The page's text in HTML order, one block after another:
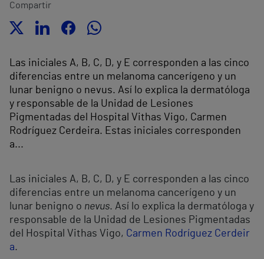
Compartir
Las iniciales A, B, C, D, y E corresponden a las cinco
diferencias entre un melanoma cancerígeno y un
lunar benigno o nevus. Así lo explica la dermatóloga
y responsable de la Unidad de Lesiones
Pigmentadas del Hospital Vithas Vigo, Carmen
Rodríguez Cerdeira. Estas iniciales corresponden
a...
Las iniciales A, B, C, D, y E corresponden a las cinco
diferencias entre un melanoma cancerígeno y un
lunar benigno o nevus. Así lo explica la dermatóloga y
responsable de la Unidad de Lesiones Pigmentadas
del Hospital Vithas Vigo, Carmen Rodríguez Cerdeir
a.